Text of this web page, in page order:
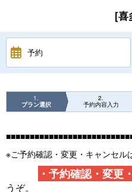
[喜
予約
1
プラン選択
2
予約内容入力
※ご予約確認・変更・キャンセル
・ 予約確認・変更
うぞ。